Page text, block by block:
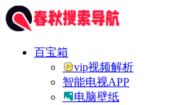
百宝箱
vip视频解析
智能电视APP
电脑壁纸